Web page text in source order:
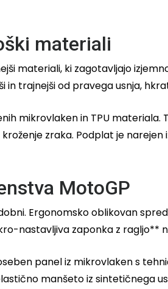
materiali
materiali, ki zagotavljajo
in trajnejši od pravega usnja,
mikrovlaken in TPU
zraka. Podplat je
MotoGP
Ergonomsko oblikovan
nastavljiva zaponka z ragljo**
panel iz mikrovlaken s
manšeto iz sintetičnega